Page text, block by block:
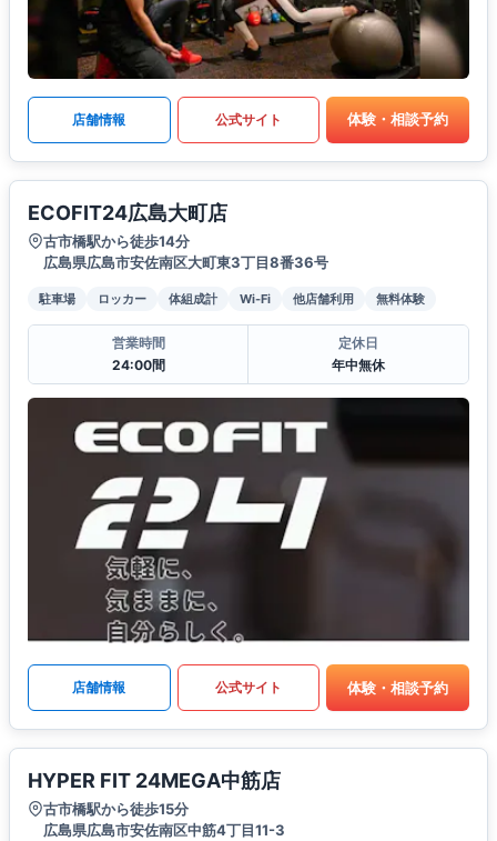
店舗情報 公式サイト 体験・相談予約
ECOFIT24広島大町店
古市橋駅から徒歩14分
広島県広島市安佐南区大町東3丁目8番36号
駐車場 ロッカー 体組成計 Wi-Fi 他店舗利用 無料体験
営業時間
24:00間
定休日
年中無休
店舗情報 公式サイト 体験・相談予約
HYPER FIT 24MEGA中筋店
古市橋駅から徒歩15分
広島県広島市安佐南区中筋4丁目11-3